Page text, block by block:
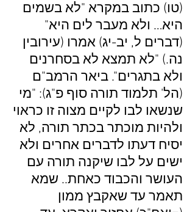
(טו) כתוב במקרא "לא בשמים
היא… ולא מעבר לים היא"
(דברים ל, יב-יג) אמרו (עירובין
נה.) "לא תמצא לא בסחרנים
ולא בתגרים". ביאר הרמב"ם
(הל' תלמוד תורה סוף פ"ג): "מי
שנשאו לבו לקיים מצוה זו כראוי
ולהיות מוכתר בכתר תורה, לא
יסיח דעתו לדברים אחרים ולא
ישים על לבו שיקנה תורה עם
העושר והכבוד כאחת.. שמא
תאמר עד שאקבץ ממון